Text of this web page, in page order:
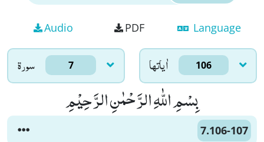
Audio PDF Language
سورۃ 7 اٰياتها 106
بِسْمِ اللّٰهِ الرَّحْمٰنِ الرَّحِیْمِ
7.106-107